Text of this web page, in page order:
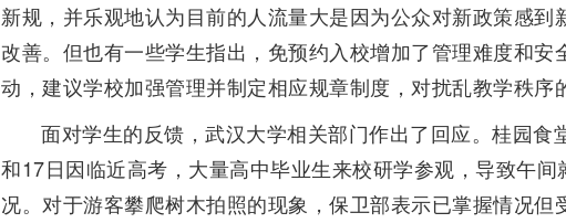
新规，并乐观地认为目前的人流量大是因为公众对新政策感
改善。但也有一些学生指出，免预约入校增加了管理难度和安
动，建议学校加强管理并制定相应规章制度，对扰乱教学秩序
面对学生的反馈，武汉大学相关部门作出了回应。桂园食
和17日因临近高考，大量高中毕业生来校研学参观，导致午
况。对于游客攀爬树木拍照的现象，保卫部表示已掌握情况但